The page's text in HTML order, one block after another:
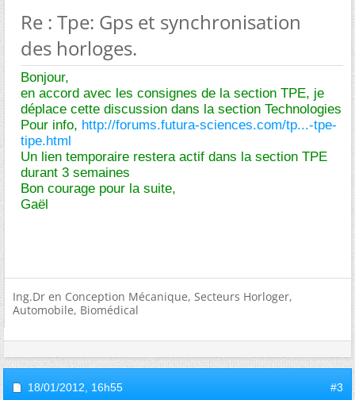
Re : Tpe: Gps et synchronisation
des horloges.
Bonjour,
en accord avec les consignes de la section TPE, je
déplace cette discussion dans la section Technologies
Pour info, http://forums.futura-sciences.com/tp...-tpe-
tipe.html
Un lien temporaire restera actif dans la section TPE
durant 3 semaines
Bon courage pour la suite,
Gaël
Ing.Dr en Conception Mécanique, Secteurs Horloger,
Automobile, Biomédical
18/01/2012, 16h55 #3